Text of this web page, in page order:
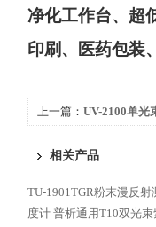
净化工作台、超
印刷、医药包装
上一篇： UV-2100单光
相关产品
TU-1901TGR粉末漫反
度计 普析通用T10双光